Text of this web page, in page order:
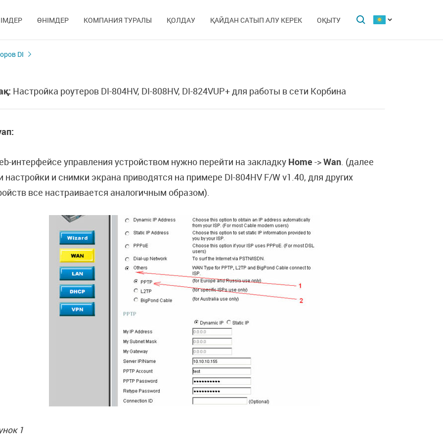
ӨНІМДЕР КОМПАНИЯ ТУРАЛЫ ҚОЛДАУ ҚАЙДАН САТЫП АЛУ КЕРЕК ОҚЫТУ
DI
Настройка роутеров DI-804HV, DI-808HV, DI-824VUP+ для работы в сети Корбина
интерфейсе управления устройством нужно перейти на закладку Home ->Wan. (далее
настройки и снимки экрана приводятся на примере DI-804HV F/W v1.40, для других
все настраивается аналогичным образом).
1